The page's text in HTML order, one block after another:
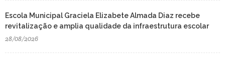
Escola Municipal Graciela Elizabete Almada Diaz recebe
revitalização e amplia qualidade da infraestrutura escolar
28/08/2026